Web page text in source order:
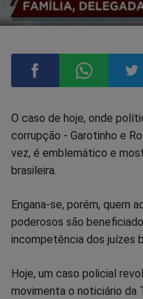
Compartilhar
no
no
no
O caso de hoje, onde
corrupção - Garotinho e
vez, é emblemático e
brasileira.
Engana-se, porém, quem
poderosos são
incompetência dos juízes
Hoje, um caso policial
movimenta o noticiário da